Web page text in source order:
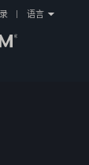
语言